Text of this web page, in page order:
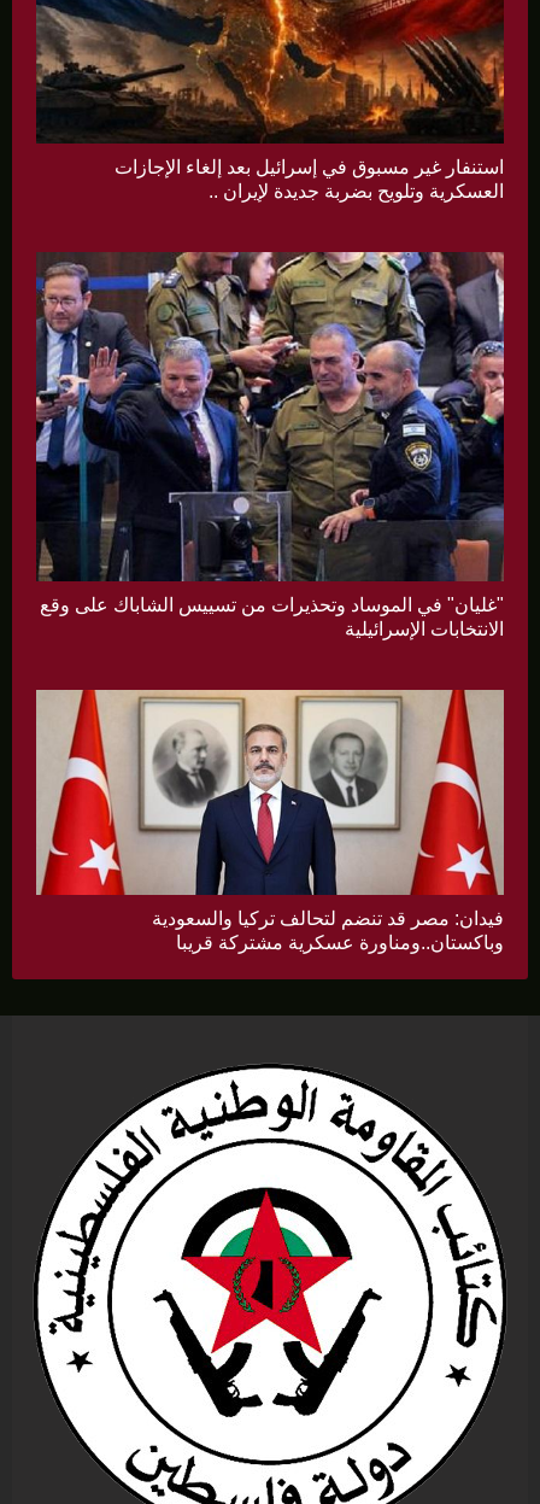
استنفار غير مسبوق في إسرائيل بعد إلغاء الإجازات
العسكرية وتلويح بضربة جديدة لإيران ..
"غليان" في الموساد وتحذيرات من تسييس الشاباك على وقع
الانتخابات الإسرائيلية
فيدان: مصر قد تنضم لتحالف تركيا والسعودية
وباكستان..ومناورة عسكرية مشتركة قريبا